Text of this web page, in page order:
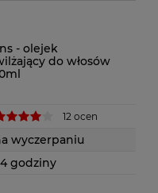
- olejek
do włosów
12 ocen
wyczerpaniu
godziny